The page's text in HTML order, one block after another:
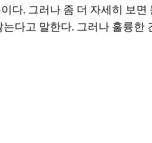
다. 그러나 좀 더 자세히 보
는다고 말한다. 그러나 훌륭